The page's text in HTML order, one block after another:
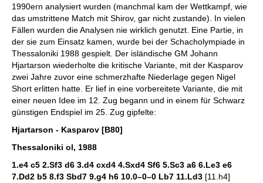
1990ern analysiert wurden (manchmal kam der Wettkampf, wie
das umstrittene Match mit Shirov, gar nicht zustande). In vielen
Fällen wurden die Analysen nie wirklich genutzt. Eine Partie, in
der sie zum Einsatz kamen, wurde bei der Schacholympiade in
Thessaloniki 1988 gespielt. Der isländische GM Johann
Hjartarson wiederholte die kritische Variante, mit der Kasparov
zwei Jahre zuvor eine schmerzhafte Niederlage gegen Nigel
Short erlitten hatte. Er lief in eine vorbereitete Variante, die mit
einer neuen Idee im 12. Zug begann und in einem für Schwarz
günstigen Endspiel im 25. Zug gipfelte:
Hjartarson - Kasparov [B80]
Thessaloniki ol, 1988
1.e4 c5 2.Sf3 d6 3.d4 cxd4 4.Sxd4 Sf6 5.Sc3 a6 6.Le3 e6
7.Dd2 b5 8.f3 Sbd7 9.g4 h6 10.0–0–0 Lb7 11.Ld3 [11.h4]